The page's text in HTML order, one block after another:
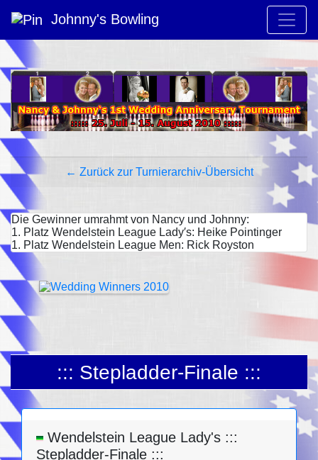
Johnny's Bowling
← Zurück zur Turnierarchiv-Übersicht
Die Gewinner umrahmt von Nancy und Johnny:
1. Platz Wendelstein League Lady′s: Heike Pointinger
1. Platz Wendelstein League Men: Rick Royston
::: Stepladder-Finale :::
Wendelstein League Lady's :::
Stepladder-Finale :::